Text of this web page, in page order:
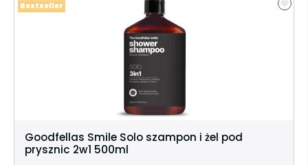
Goodfellas Smile Solo szampon i żel pod
prysznic 2w1 500ml
Bestseller